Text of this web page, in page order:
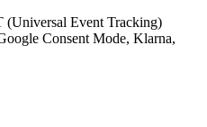
(Universal Event Tracking)
Consent Mode, Klarna,